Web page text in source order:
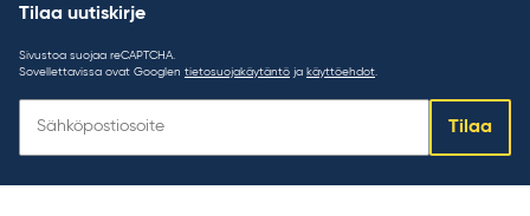
Tilaa uutiskirje
Sivustoa suojaa reCAPTCHA.
Sovellettavissa ovat Googlen tietosuojakäytäntö ja käyttöehdot
uutiskirje:
Tilaa